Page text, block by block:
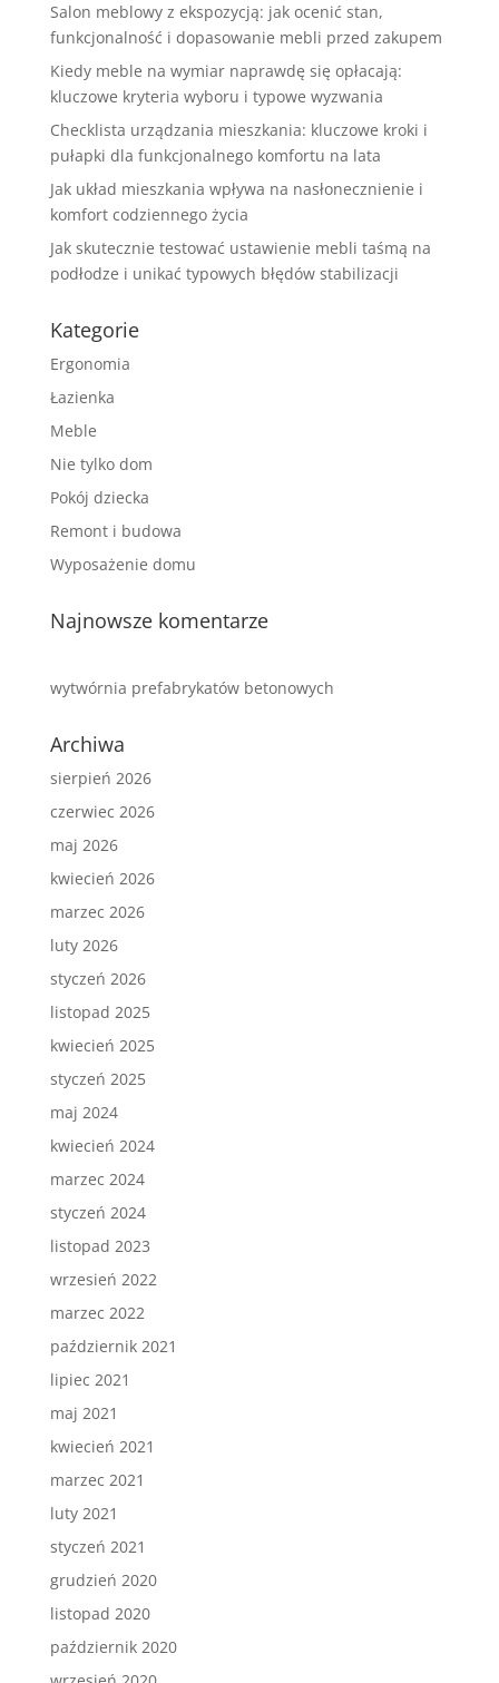
Salon meblowy z ekspozycją: jak ocenić stan,
funkcjonalność i dopasowanie mebli przed zakupem
Kiedy meble na wymiar naprawdę się opłacają:
kluczowe kryteria wyboru i typowe wyzwania
Checklista urządzania mieszkania: kluczowe kroki i
pułapki dla funkcjonalnego komfortu na lata
Jak układ mieszkania wpływa na nasłonecznienie i
komfort codziennego życia
Jak skutecznie testować ustawienie mebli taśmą na
podłodze i unikać typowych błędów stabilizacji
Kategorie
Ergonomia
Łazienka
Meble
Nie tylko dom
Pokój dziecka
Remont i budowa
Wyposażenie domu
Najnowsze komentarze
wytwórnia prefabrykatów betonowych
Archiwa
sierpień 2026
czerwiec 2026
maj 2026
kwiecień 2026
marzec 2026
luty 2026
styczeń 2026
listopad 2025
kwiecień 2025
styczeń 2025
maj 2024
kwiecień 2024
marzec 2024
styczeń 2024
listopad 2023
wrzesień 2022
marzec 2022
październik 2021
lipiec 2021
maj 2021
kwiecień 2021
marzec 2021
luty 2021
styczeń 2021
grudzień 2020
listopad 2020
październik 2020